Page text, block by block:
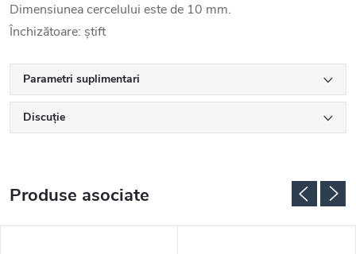
Dimensiunea cercelului este de 10 mm.
Închizătoare: știft
Parametri suplimentari
Discuţie
Produse asociate